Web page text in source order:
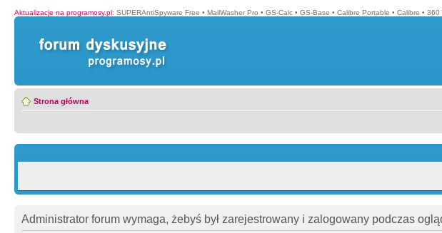
Aktualizacje na programosy.pl: SUPERAntiSpyware Free • MailWasher Pro • GS-Calc • GS-Base • Calibre Portable • Calibre • 360
Strona główna
Administrator forum wymaga, żebyś był zarejestrowany i zalogowany podczas